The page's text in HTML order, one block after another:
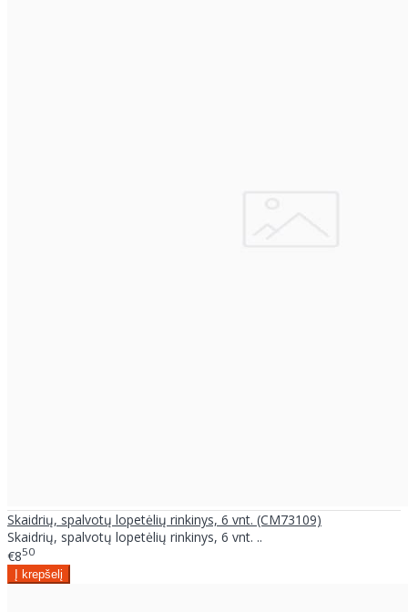
Skaidrių, spalvotų lopetėlių rinkinys, 6 vnt. (CM73109)
Skaidrių, spalvotų lopetėlių rinkinys, 6 vnt. ..
€850